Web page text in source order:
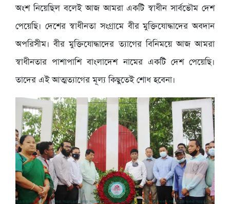
অংশ নিয়েছিল বলেই আজ আমরা একটি স্বাধীন সার্বভৌম দেশ
পেয়েছি। দেশের স্বাধীনতা সংগ্রামে বীর মুক্তিযোদ্ধাদের অবদান
অপরিসীম। বীর মুক্তিযোদ্ধাদের ত্যাগের বিনিময়ে আজ আমরা
স্বাধীনতার পাশাপাশি বাংলাদেশ নামের একটি দেশ পেয়েছি।
তাদের এই আত্মত্যাগের মূল্য কিছুতেই শোধ হবেনা।